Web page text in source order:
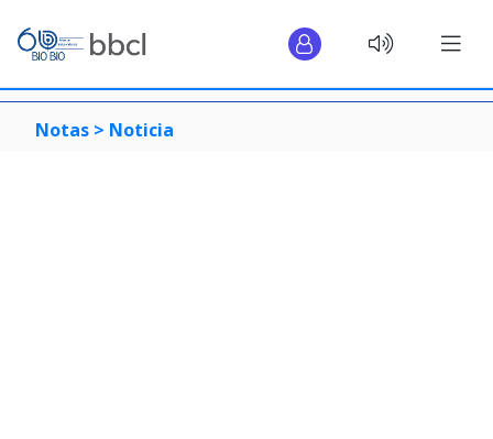
Notas > Noticia